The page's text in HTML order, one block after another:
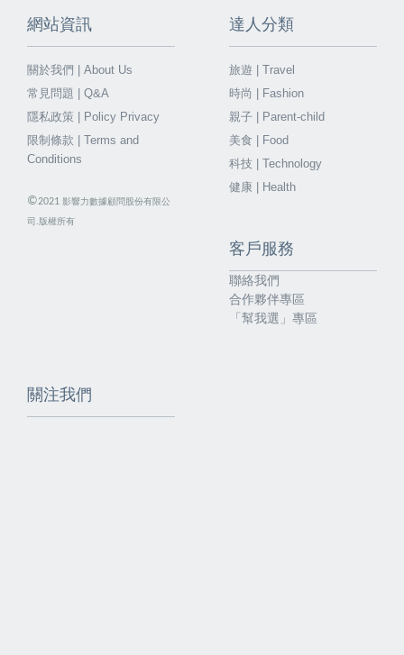
網站資訊
關於我們 | About Us
常見問題 | Q&A
隱私政策 | Policy Privacy
限制條款 | Terms and
Conditions
©2021 影響力數據顧問股份有限公
司.版權所有
達人分類
旅遊 | Travel
時尚 | Fashion
親子 | Parent-child
美食 | Food
科技 | Technology
健康 | Health
客戶服務
聯絡我們
合作夥伴專區
「幫我選」專區
關注我們